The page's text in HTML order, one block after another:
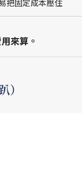
把固定成本壓住
來算。